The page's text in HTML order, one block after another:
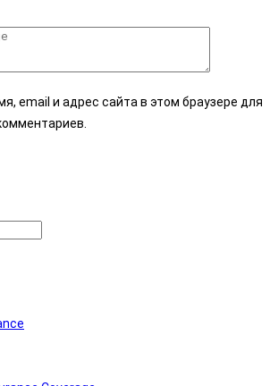
email и адрес сайта в этом браузере для